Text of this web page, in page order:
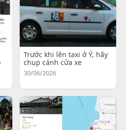
Trước khi lên taxi ở Ý, hãy
chụp cánh cửa xe
30/06/2026